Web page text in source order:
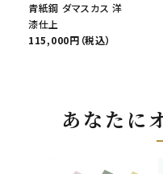
青紙鋼 ダマスカス 洋
漆仕上
115,000円（税込）
あなたに